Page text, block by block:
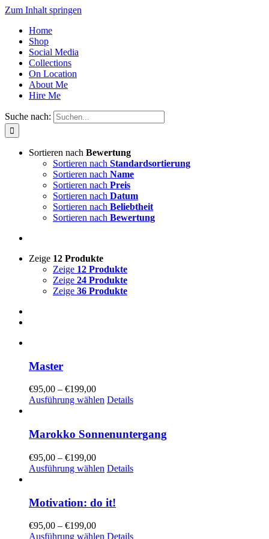
Zum Inhalt springen
Home
Shop
Social Media
Collections
On Location
About Me
Hire Me
Suche nach:
Sortieren nach Bewertung
Sortieren nach Standardsortierung
Sortieren nach Name
Sortieren nach Preis
Sortieren nach Datum
Sortieren nach Beliebtheit
Sortieren nach Bewertung
Zeige 12 Produkte
Zeige 12 Produkte
Zeige 24 Produkte
Zeige 36 Produkte
Master
€95,00 – €199,00
Ausführung wählen Details
Marokko Sonnenuntergang
€95,00 – €199,00
Ausführung wählen Details
Motivation: do it!
€95,00 – €199,00
Ausführung wählen Details